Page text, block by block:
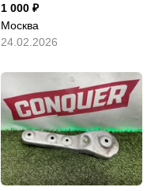
1 000
Москва
24.02.2026